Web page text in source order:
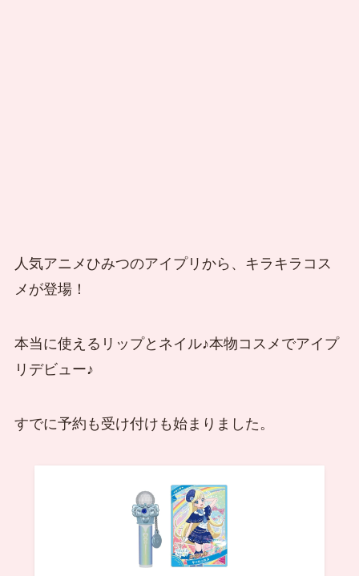
人気アニメひみつのアイプリから、キラキラコス
メが登場！
本当に使えるリップとネイル♪本物コスメでアイプ
リデビュー♪
すでに予約も受け付けも始まりました。